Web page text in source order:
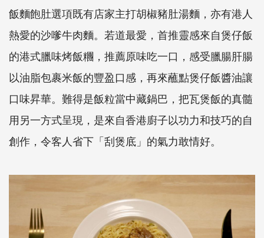
飯麵飽肚選項既有店家主打胡椒豬肚湯麵，亦有港人
熱愛的沙嗲牛肉麵。若道最愛，首推靈感來自煲仔飯
的港式臘味烤飯糰，推薦原味吃一口，感受臘腸肝腸
以油脂包裹米飯的豐盈口感，再來蘸點煲仔飯醬油讓
口味昇華。難得是飯粒當中藏鍋巴，把瓦煲飯的真髓
用另一方式呈現，是來自香港廚子以功力和技巧的自
創作，令客人省下「刮煲底」的氣力敢情好。